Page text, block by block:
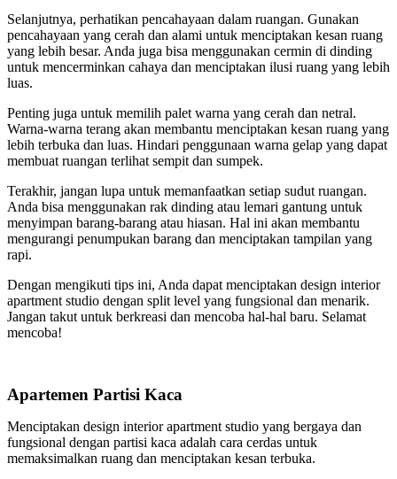
Selanjutnya, perhatikan pencahayaan dalam ruangan. Gunakan
pencahayaan yang cerah dan alami untuk menciptakan kesan ruang
yang lebih besar. Anda juga bisa menggunakan cermin di dinding
untuk mencerminkan cahaya dan menciptakan ilusi ruang yang lebih
luas.
Penting juga untuk memilih palet warna yang cerah dan netral.
Warna-warna terang akan membantu menciptakan kesan ruang yang
lebih terbuka dan luas. Hindari penggunaan warna gelap yang dapat
membuat ruangan terlihat sempit dan sumpek.
Terakhir, jangan lupa untuk memanfaatkan setiap sudut ruangan.
Anda bisa menggunakan rak dinding atau lemari gantung untuk
menyimpan barang-barang atau hiasan. Hal ini akan membantu
mengurangi penumpukan barang dan menciptakan tampilan yang
rapi.
Dengan mengikuti tips ini, Anda dapat menciptakan design interior
apartment studio dengan split level yang fungsional dan menarik.
Jangan takut untuk berkreasi dan mencoba hal-hal baru. Selamat
mencoba!
Apartemen Partisi Kaca
Menciptakan design interior apartment studio yang bergaya dan
fungsional dengan partisi kaca adalah cara cerdas untuk
memaksimalkan ruang dan menciptakan kesan terbuka.